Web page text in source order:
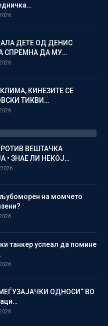
ДЕТЕ ОД ДЕНИС
СПРЕМНА ДА МУ…
КИНЕЗИТЕ СЕ
ТИКВИ…
ВЕШТАЧКА
• ЗНАЕ ЛИ НЕКОЈ…
на момчето
танкер успеал да помине
ОДНОСИ“ ВО